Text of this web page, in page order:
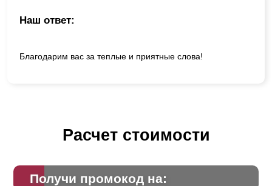
Наш ответ:
Благодарим вас за теплые и приятные слова!
Расчет стоимости
Получи промокод на: